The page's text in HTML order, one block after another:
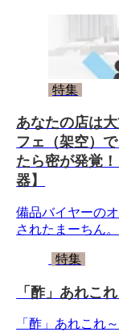
特集
あなたの店は
フェ（架空）
たら密が発覚
器】
備品バイヤーの
されたまーちん
特集
「酢」あれこ
「酢」あれこれ